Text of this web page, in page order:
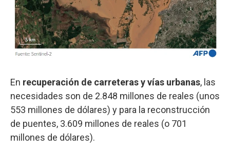
En recuperación de carreteras y vías urbanas, las
necesidades son de 2.848 millones de reales (unos
553 millones de dólares) y para la reconstrucción
de puentes, 3.609 millones de reales (o 701
millones de dólares).